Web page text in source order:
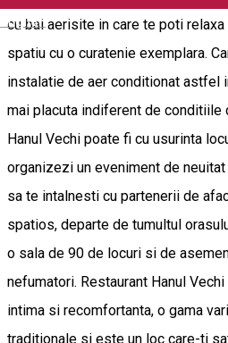
English
cu bai aerisite in care te poti
spatiu cu o curatenie exemplara.
instalatie de aer conditionat astfel
mai placuta indiferent de conditiile
Hanul Vechi poate fi cu usurinta
organizezi un eveniment de
sa te intalnesti cu partenerii de
spatios, departe de tumultul
o sala de 90 de locuri si de
nefumatori. Restaurant Hanul
intima si recomfortanta, o gama
traditionale si este un loc care-ti